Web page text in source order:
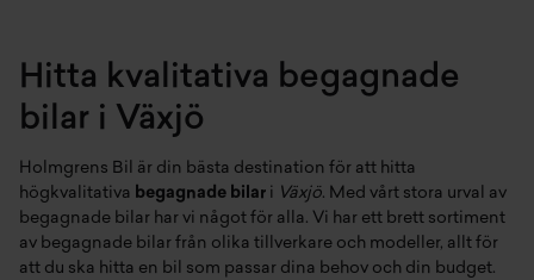
Volvo
Hitta kvalitativa begagnade
bilar i Växjö
Holmgrens Bil är din bästa destination för att hitta
högkvalitativa begagnade bilar i Växjö. Med vårt stora urval av
begagnade bilar har vi något för alla. Vi har ett brett sortiment
av begagnade bilar från olika tillverkare och modeller, allt för
att du ska hitta en bil som passar dina behov och din budget.